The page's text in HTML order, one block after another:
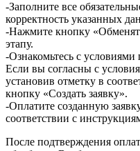
-Заполните все
корректность указанных
-Нажмите кнопку
этапу.
-Ознакомьтесь с условиями
Если вы согласны с
установив отметку в
кнопку «Создать заявку».
-Оплатите созданную
соответствии с
После подтверждения